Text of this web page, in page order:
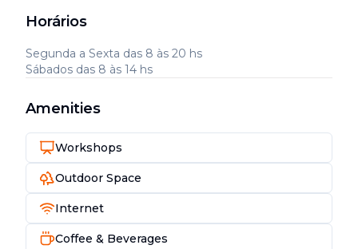
Horários
Segunda a Sexta das 8 às 20 hs
Sábados das 8 às 14 hs
Amenities
Workshops
Outdoor Space
Internet
Coffee & Beverages